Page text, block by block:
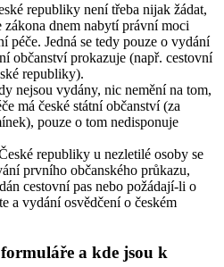
republiky není třeba nijak žádat,
dnem nabytí právní moci
péče. Jedná se tedy pouze o vydání
občanství prokazuje (např. cestovní
republiky).
nejsou vydány, nic nemění na tom,
má české státní občanství (za
pouze o tom nedisponuje
republiky u nezletilé osoby se
prvního občanského průkazu,
cestovní pas nebo požádají-li o
a vydání osvědčení o českém
a kde jsou k